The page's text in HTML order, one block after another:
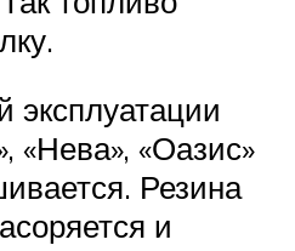
эксплуатации
«Нева», «Оазис»
Резина
и